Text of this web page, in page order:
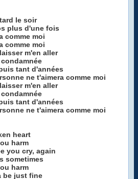
le soir
plus d'une fois
comme moi
comme moi
m'en aller
tant d'années
ne t'aimera comme moi
m'en aller
tant d'années
ne t'aimera comme moi
heart
harm
you cry, again
sometimes
harm
be just fine